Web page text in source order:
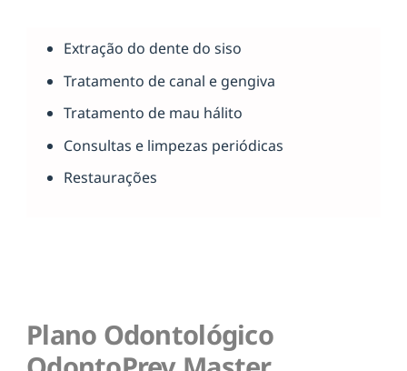
Extração do dente do siso
Tratamento de canal e gengiva
Tratamento de mau hálito
Consultas e limpezas periódicas
Restaurações
Plano Odontológico